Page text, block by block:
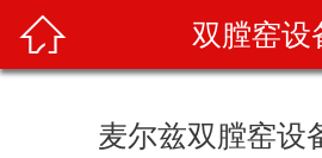
 双膛窑设
麦尔兹双膛窑设